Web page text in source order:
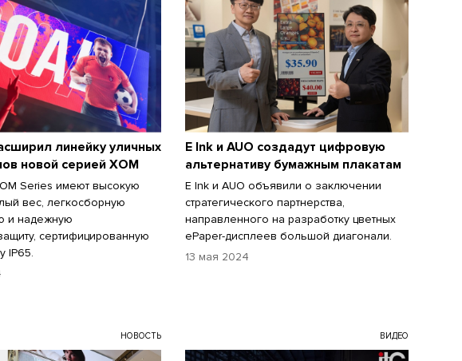
линейку уличных
новой серией XOM
Series имеют высокую
вес, легкосборную
и надежную
сертифицированную
IP65.
E Ink и AUO создадут цифровую
альтернативу бумажным плакатам
E Ink и AUO объявили о заключении
стратегического партнерства,
направленного на разработку цветных
ePaper-дисплеев большой диагонали.
13 мая 2024
НОВОСТЬ ВИДЕО